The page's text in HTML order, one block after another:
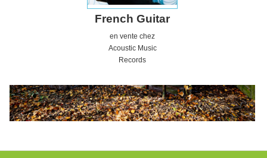
French Guitar
en vente chez
Acoustic Music
Records